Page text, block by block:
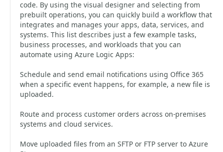
code. By using the visual designer and selecting from
prebuilt operations, you can quickly build a workflow that
integrates and manages your apps, data, services, and
systems. This list describes just a few example tasks,
business processes, and workloads that you can
automate using Azure Logic Apps:
Schedule and send email notifications using Office 365
when a specific event happens, for example, a new file is
uploaded.
Route and process customer orders across on-premises
systems and cloud services.
Move uploaded files from an SFTP or FTP server to Azure